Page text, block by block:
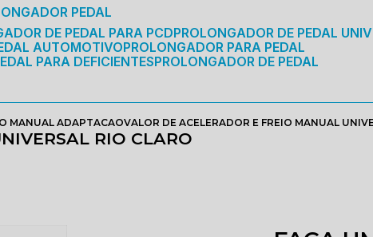
PEDAL
DE PEDAL PARA PCD PROLONGADOR DE PEDAL
AUTOMOTIVO PROLONGADOR PARA PEDAL
PARA DEFICIENTES PROLONGADOR DE PEDAL
MANUAL ADAPTACAOVALOR DE ACELERADOR E FREIO MANUAL
RIO CLARO